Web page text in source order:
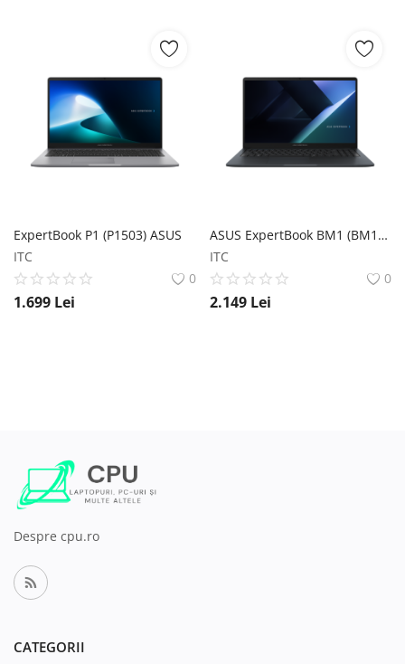
ExpertBook P1 (P1503) ASUS
ITC
0
1.699 Lei
ASUS ExpertBook BM1 (BM1503) ASUS
ITC
0
2.149 Lei
Despre cpu.ro
CATEGORII